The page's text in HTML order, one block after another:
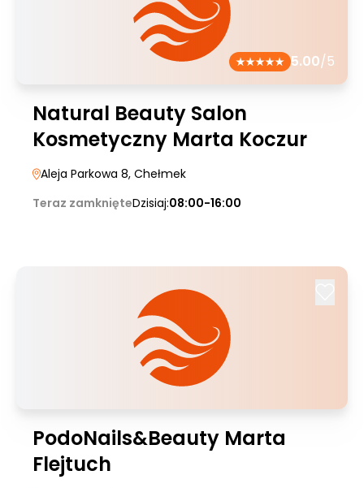
5.00/5
Natural Beauty Salon
Kosmetyczny Marta Koczur
Aleja Parkowa 8, Chełmek
Teraz zamknięteDzisiaj:08:00-16:00
PodoNails&Beauty Marta
Flejtuch